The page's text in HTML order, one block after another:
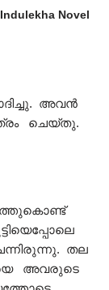
Novel
അവൻ
ചെയ്തു.
തല
അവരുടെ